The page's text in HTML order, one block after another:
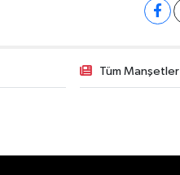
Tüm Manşetler